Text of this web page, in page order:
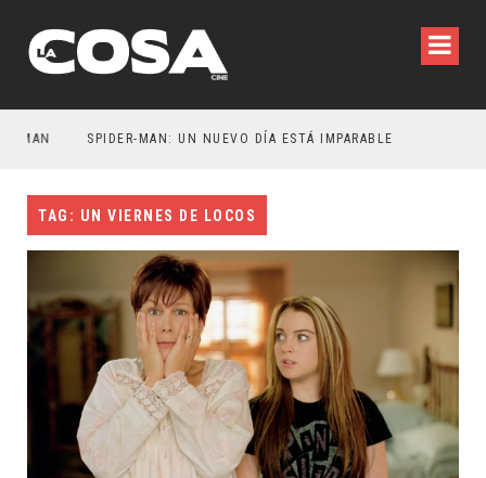
SPIDER-MAN: UN NUEVO DÍA ESTÁ IMPARABLE
TAG: UN VIERNES DE LOCOS